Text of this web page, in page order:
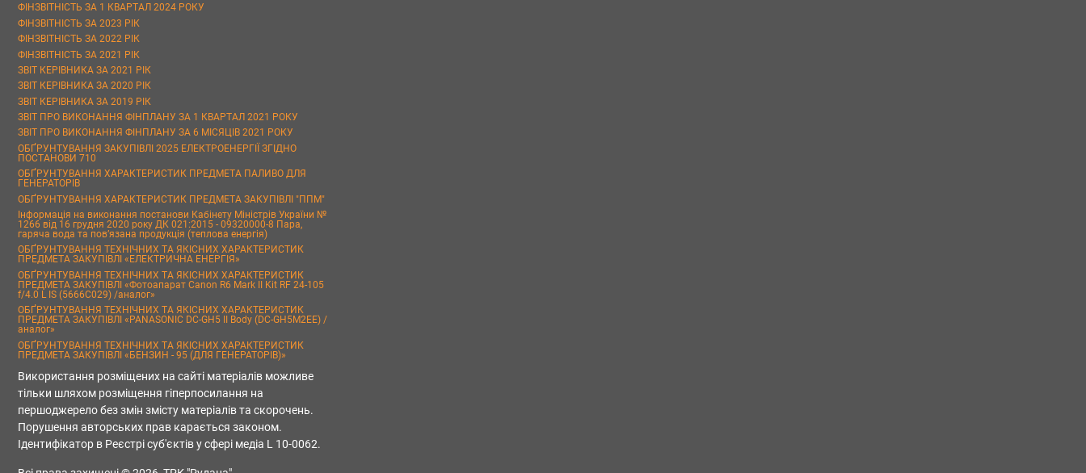
ФІНЗВІТНІСТЬ ЗА 1 КВАРТАЛ 2024 РОКУ
ФІНЗВІТНІСТЬ ЗА 2023 РІК
ФІНЗВІТНІСТЬ ЗА 2022 РІК
ФІНЗВІТНІСТЬ ЗА 2021 РІК
ЗВІТ КЕРІВНИКА ЗА 2021 РІК
ЗВІТ КЕРІВНИКА ЗА 2020 РІК
ЗВІТ КЕРІВНИКА ЗА 2019 РІК
ЗВІТ ПРО ВИКОНАННЯ ФІНПЛАНУ ЗА 1 КВАРТАЛ 2021 РОКУ
ЗВІТ ПРО ВИКОНАННЯ ФІНПЛАНУ ЗА 6 МІСЯЦІВ 2021 РОКУ
ОБҐРУНТУВАННЯ ЗАКУПІВЛІ 2025 ЕЛЕКТРОЕНЕРГІЇ ЗГІДНО
ПОСТАНОВИ 710
ОБҐРУНТУВАННЯ ХАРАКТЕРИСТИК ПРЕДМЕТА ПАЛИВО ДЛЯ
ГЕНЕРАТОРІВ
ОБҐРУНТУВАННЯ ХАРАКТЕРИСТИК ПРЕДМЕТА ЗАКУПІВЛІ "ППМ"
Інформація на виконання постанови Кабінету Міністрів України №
1266 від 16 грудня 2020 року ДК 021:2015 - 09320000-8 Пара,
гаряча вода та пов’язана продукція (теплова енергія)
ОБҐРУНТУВАННЯ ТЕХНІЧНИХ ТА ЯКІСНИХ ХАРАКТЕРИСТИК
ПРЕДМЕТА ЗАКУПІВЛІ «ЕЛЕКТРИЧНА ЕНЕРГІЯ»
ОБҐРУНТУВАННЯ ТЕХНІЧНИХ ТА ЯКІСНИХ ХАРАКТЕРИСТИК
ПРЕДМЕТА ЗАКУПІВЛІ «Фотоапарат Canon R6 Mark II Kit RF 24-105
f/4.0 L IS (5666C029) /аналог»
ОБҐРУНТУВАННЯ ТЕХНІЧНИХ ТА ЯКІСНИХ ХАРАКТЕРИСТИК
ПРЕДМЕТА ЗАКУПІВЛІ «PANASONIC DC-GH5 II Body (DC-GH5M2EE) /
аналог»
ОБҐРУНТУВАННЯ ТЕХНІЧНИХ ТА ЯКІСНИХ ХАРАКТЕРИСТИК
ПРЕДМЕТА ЗАКУПІВЛІ «БЕНЗИН - 95 (ДЛЯ ГЕНЕРАТОРІВ)»
Використання розміщених на сайті матеріалів можливе
тільки шляхом розміщення гіперпосилання на
першоджерело без змін змісту матеріалів та скорочень.
Порушення авторських прав карається законом.
Ідентифікатор в Реєстрі суб'єктів у сфері медіа L 10-0062.